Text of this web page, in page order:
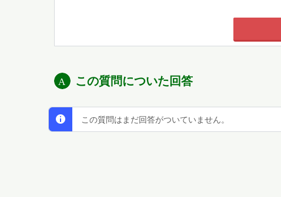
この質問についた回答
この質問はまだ回答がついていません。